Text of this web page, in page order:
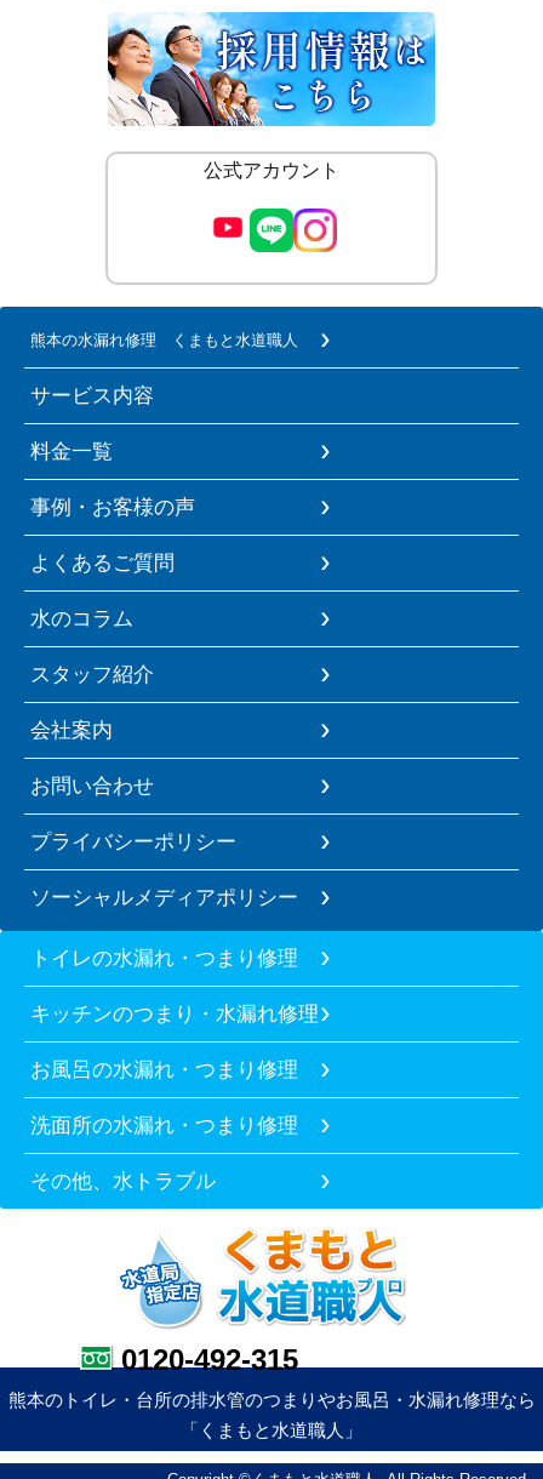
公式アカウント
熊本の水漏れ修理 くまもと水道職人
サービス内容
料金一覧
事例・お客様の声
よくあるご質問
水のコラム
スタッフ紹介
会社案内
お問い合わせ
プライバシーポリシー
ソーシャルメディアポリシー
トイレの水漏れ・つまり修理
キッチンのつまり・水漏れ修理
お風呂の水漏れ・つまり修理
洗面所の水漏れ・つまり修理
その他、水トラブル
0120-492-315
熊本のトイレ・台所の排水管のつまりやお風呂・水漏れ修理なら
「くまもと水道職人」